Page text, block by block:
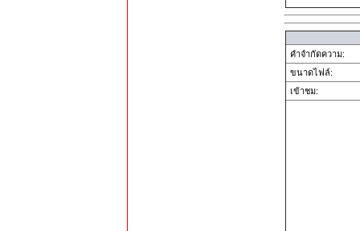
คำจำกัดความ:
ขนาดไฟล์:
เข้าชม: